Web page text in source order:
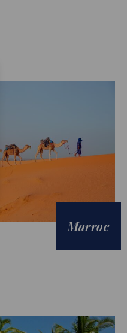
Marroc